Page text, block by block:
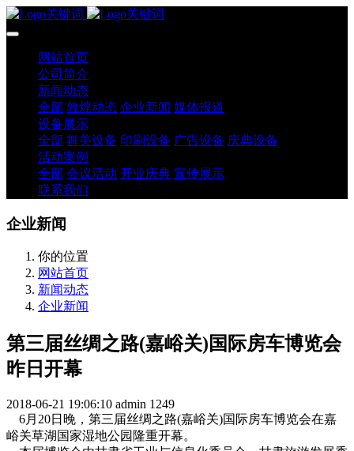
网站首页
公司简介
新闻动态
全部 敦煌动态 企业新闻 媒体报道
设备展示
全部 舞美设备 印刷设备 广告设备 庆典设备
活动案例
全部 会议活动 开业庆典 宣传展示
联系我们
企业新闻
你的位置
网站首页
新闻动态
企业新闻
第三届丝绸之路(嘉峪关)国际房车博览会
昨日开幕
2018-06-21 19:06:10 admin 1249
6月20日晚，第三届丝绸之路(嘉峪关)国际房车博览会在嘉
峪关草湖国家湿地公园隆重开幕。